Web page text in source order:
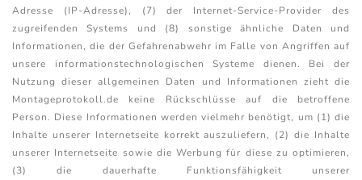
Adresse (IP-Adresse), (7) der Internet-Service-Provider des
zugreifenden Systems und (8) sonstige ähnliche Daten und
Informationen, die der Gefahrenabwehr im Falle von Angriffen auf
unsere informationstechnologischen Systeme dienen. Bei der
Nutzung dieser allgemeinen Daten und Informationen zieht die
Montageprotokoll.de keine Rückschlüsse auf die betroffene
Person. Diese Informationen werden vielmehr benötigt, um (1) die
Inhalte unserer Internetseite korrekt auszuliefern, (2) die Inhalte
unserer Internetseite sowie die Werbung für diese zu optimieren,
(3) die dauerhafte Funktionsfähigkeit unserer